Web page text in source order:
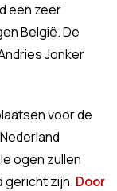
een zeer
België. De
Jonker
voor de
ogen zullen
gericht zijn. Door